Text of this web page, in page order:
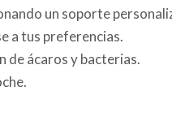
un soporte
a tus preferencias.
de ácaros y bacterias.